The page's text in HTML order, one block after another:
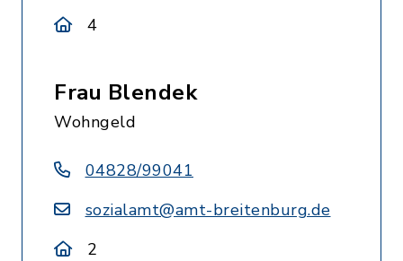
4
Frau Blendek
Wohngeld
04828/99041
sozialamt@amt-breitenburg.de
2